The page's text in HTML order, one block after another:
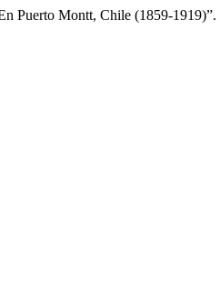
Puerto Montt, Chile (1859-1919)”.